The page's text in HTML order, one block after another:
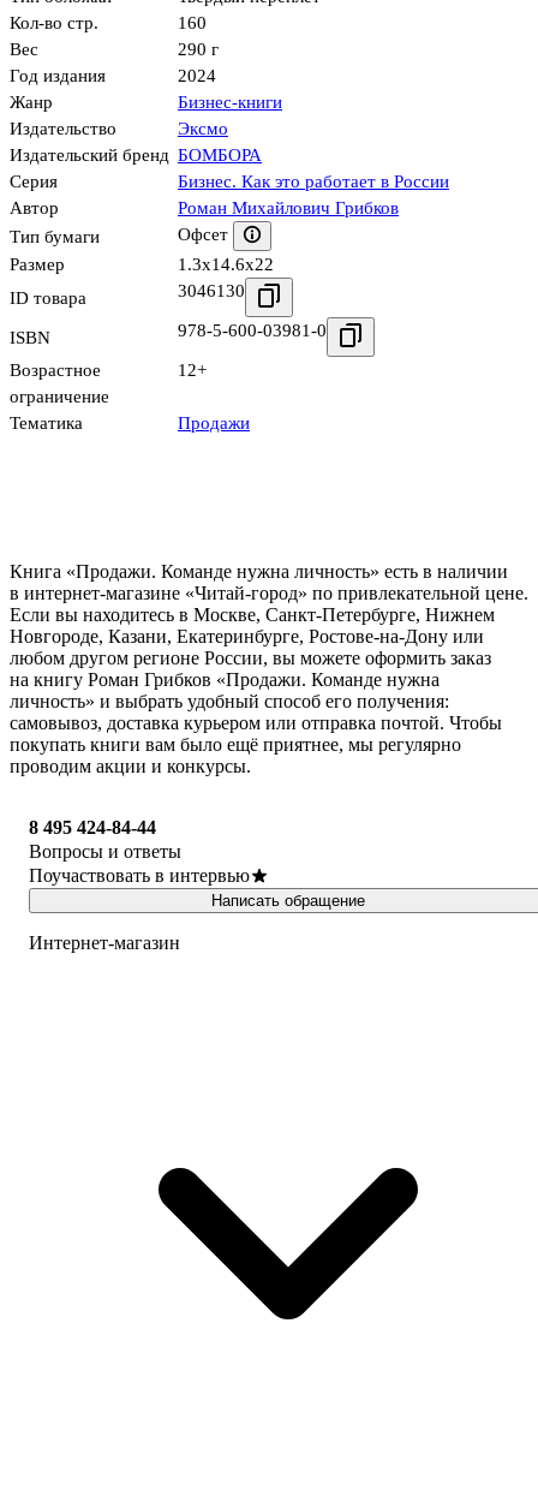
Кол-во стр.
160
Вес
290 г
Год издания
2024
Жанр
Бизнес-книги
Издательство
Эксмо
Издательский бренд БОМБОРА
Серия
Бизнес. Как это работает в России
Автор
Роман Михайлович Грибков
Тип бумаги
Офсет
Размер
1.3x14.6x22
ID товара
3046130
ISBN 978-5-600-03981-0
Возрастное
ограничение
12+
Тематика Продажи
Книга «Продажи. Команде нужна личность» есть в наличии
в интернет-магазине «Читай-город» по привлекательной цене.
Если вы находитесь в Москве, Санкт-Петербурге, Нижнем
Новгороде, Казани, Екатеринбурге, Ростове-на-Дону или
любом другом регионе России, вы можете оформить заказ
на книгу Роман Грибков «Продажи. Команде нужна
личность» и выбрать удобный способ его получения:
самовывоз, доставка курьером или отправка почтой. Чтобы
покупать книги вам было ещё приятнее, мы регулярно
проводим акции и конкурсы.
8 495 424-84-44
Вопросы и ответы
Поучаствовать в интервью
Написать обращение
Интернет-магазин